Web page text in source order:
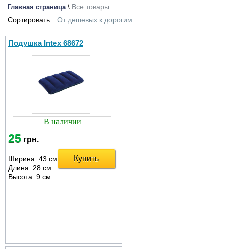
Главная страница \ Все товары
Сортировать:
От дешевых к дорогим
Подушка Intex 68672
В наличии
25 грн.
Купить
Ширина: 43 см
Длина: 28 см
Высота: 9 см.